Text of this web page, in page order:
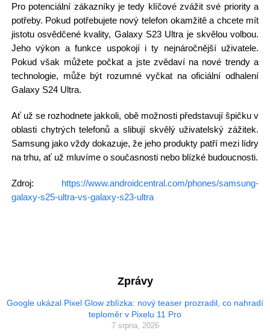
Pro potenciální zákazníky je tedy klíčové zvážit své priority a
potřeby. Pokud potřebujete nový telefon okamžitě a chcete mít
jistotu osvědčené kvality, Galaxy S23 Ultra je skvělou volbou.
Jeho výkon a funkce uspokojí i ty nejnáročnější uživatele.
Pokud však můžete počkat a jste zvědaví na nové trendy a
technologie, může být rozumné vyčkat na oficiální odhalení
Galaxy S24 Ultra.
Ať už se rozhodnete jakkoli, obě možnosti představují špičku v
oblasti chytrých telefonů a slibují skvělý uživatelský zážitek.
Samsung jako vždy dokazuje, že jeho produkty patří mezi lídry
na trhu, ať už mluvíme o současnosti nebo blízké budoucnosti.
Zdroj: https://www.androidcentral.com/phones/samsung-
galaxy-s25-ultra-vs-galaxy-s23-ultra
Zprávy
Google ukázal Pixel Glow zblízka: nový teaser prozradil, co nahradí
teploměr v Pixelu 11 Pro
7 srpna, 2026